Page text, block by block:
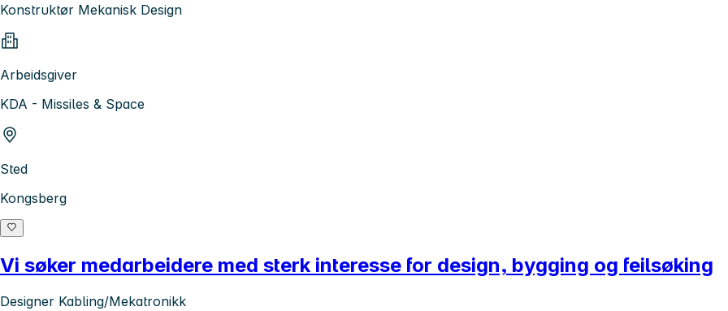
Konstruktør Mekanisk Design
Arbeidsgiver
KDA - Missiles & Space
Sted
Kongsberg
Vi søker medarbeidere med sterk interesse for design, bygging og feilsøking
Designer Kabling/Mekatronikk